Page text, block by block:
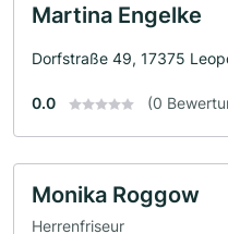
Martina Engelke
Dorfstraße 49, 17375
0.0 (0
Monika Roggow
Herrenfriseur